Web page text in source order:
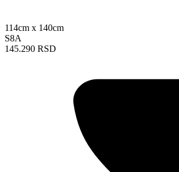
114cm x 140cm
S8A
145.290 RSD